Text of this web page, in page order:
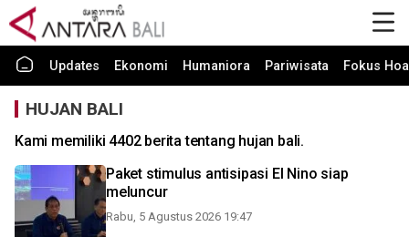
Updates Ekonomi Humaniora Pariwisata Fokus
HUJAN BALI
Kami memiliki 4402 berita tentang hujan bali.
Paket stimulus antisipasi El Nino siap
meluncur
Rabu, 5 Agustus 2026 19:47